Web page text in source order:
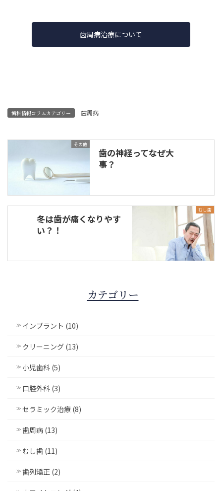
歯周病治療について
歯科情報コラムカテゴリー 歯周病
その他
歯の神経ってなぜ大
事？
むし歯
冬は歯が痛くなりやす
い？！
カテゴリー
インプラント (10)
クリーニング (13)
小児歯科 (5)
口腔外科 (3)
セラミック治療 (8)
歯周病 (13)
むし歯 (11)
歯列矯正 (2)